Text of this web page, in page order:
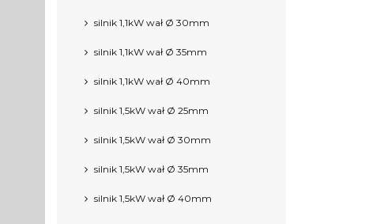
silnik 1,1kW wał Ø 30mm
silnik 1,1kW wał Ø 35mm
silnik 1,1kW wał Ø 40mm
silnik 1,5kW wał Ø 25mm
silnik 1,5kW wał Ø 30mm
silnik 1,5kW wał Ø 35mm
silnik 1,5kW wał Ø 40mm